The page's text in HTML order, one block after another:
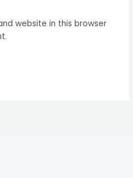
website in this browser